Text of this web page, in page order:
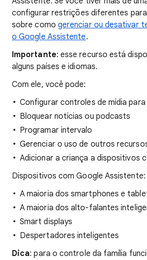
configurar restrições diferentes para
sobre como gerenciar ou desativar
o Google Assistente.
Importante: esse recurso está
alguns países e idiomas.
Com ele, você pode:
Configurar controles de mídia para
Bloquear notícias ou podcasts
Programar intervalo
Gerenciar o uso de outros
Adicionar a criança a dispositivos
Dispositivos com Google Assistente:
A maioria dos smartphones e
A maioria dos alto-falantes
Smart displays
Despertadores inteligentes
Dica: para o controle da família